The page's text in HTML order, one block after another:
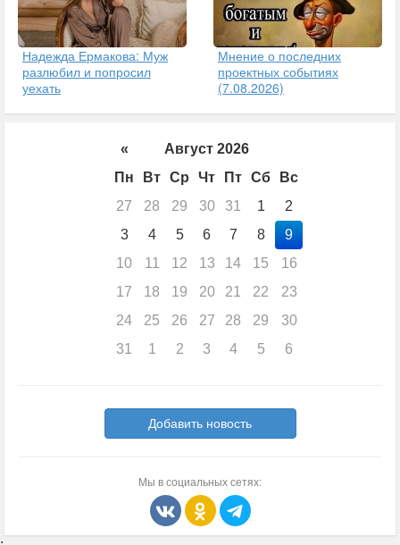
Надежда Ермакова: Муж
разлюбил и попросил
уехать
Мнение о последних
проектных событиях
(7.08.2026)
«
Август 2026
Пн
Вт Ср Чт Пт Сб
Вс
27
28 29 30 31 1
2
3
4 5 6 7 8
9
10
11 12 13 14 15
16
17
18 19 20 21 22
23
24
25 26 27 28 29
30
31
1 2 3 4 5 6
Добавить новость
Мы в социальных сетях: